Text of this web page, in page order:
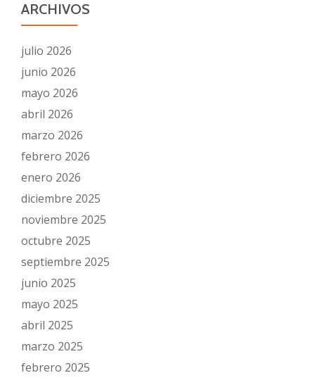
ARCHIVOS
julio 2026
junio 2026
mayo 2026
abril 2026
marzo 2026
febrero 2026
enero 2026
diciembre 2025
noviembre 2025
octubre 2025
septiembre 2025
junio 2025
mayo 2025
abril 2025
marzo 2025
febrero 2025